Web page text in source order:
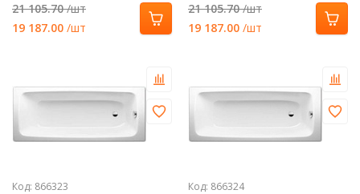
21 105.70/шт
19 187.00 /шт
21 105.70/шт
19 187.00 /шт
Код: 866323 Код: 866324